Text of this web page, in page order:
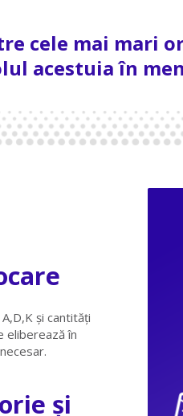
cele mai mari
acestuia în
și cantități
eliberează în
și